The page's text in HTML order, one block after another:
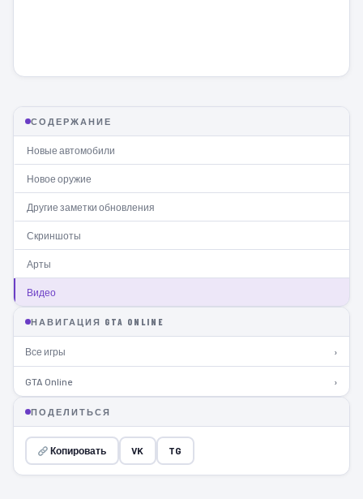
СОДЕРЖАНИЕ
Новые автомобили
Новое оружие
Другие заметки обновления
Скриншоты
Арты
Видео
НАВИГАЦИЯ GTA ONLINE
Все игры ›
GTA Online ›
ПОДЕЛИТЬСЯ
Копировать VK TG